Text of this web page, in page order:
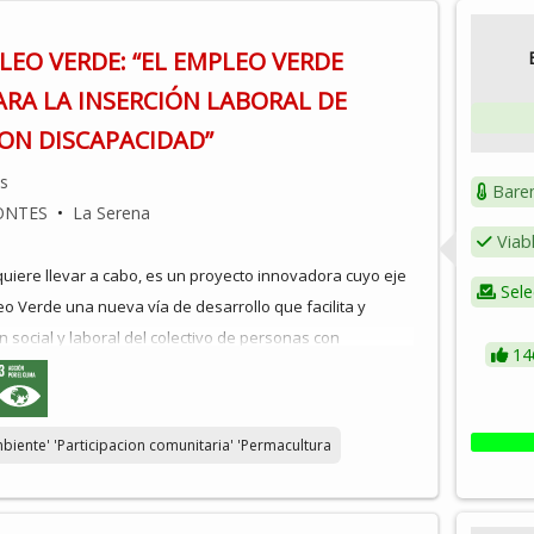
VERDE: “EL EMPLEO VERDE
LA INSERCIÓN LABORAL DE
DISCAPACIDAD”
• La Serena
llevar a cabo, es un proyecto innovadora cuyo eje
Verde una nueva vía de desarrollo que facilita y
social y laboral del colectivo de personas con
comarca. Este programa tendría 12 meses de
a cabo en el Finca La Huerta la Bomba (finca que va a
2022).
'Participacion comunitaria' 'Permacultura